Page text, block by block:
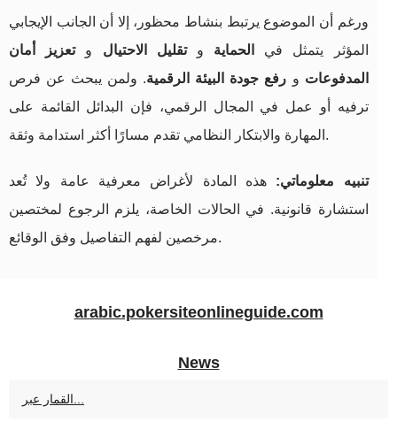
ورغم أن الموضوع يرتبط بنشاط محظور، إلا أن الجانب الإيجابي
المؤثر يتمثل في
الحماية وتقليل الاحتيال وتعزيز أمان
المدفوعات و رفع جودة البيئة الرقمية. ولمن يبحث عن فرص
ترفيه أو عمل في المجال الرقمي، فإن البدائل القائمة على
المهارة والابتكار النظامي تقدم مسارًا أكثر استدامة وثقة.
تنبيه معلوماتي: هذه المادة لأغراض معرفية عامة ولا تُعد
استشارة قانونية. في الحالات الخاصة، يلزم الرجوع لمختصين
مرخصين لفهم التفاصيل وفق الوقائع.
arabic.pokersiteonlineguide.com
News